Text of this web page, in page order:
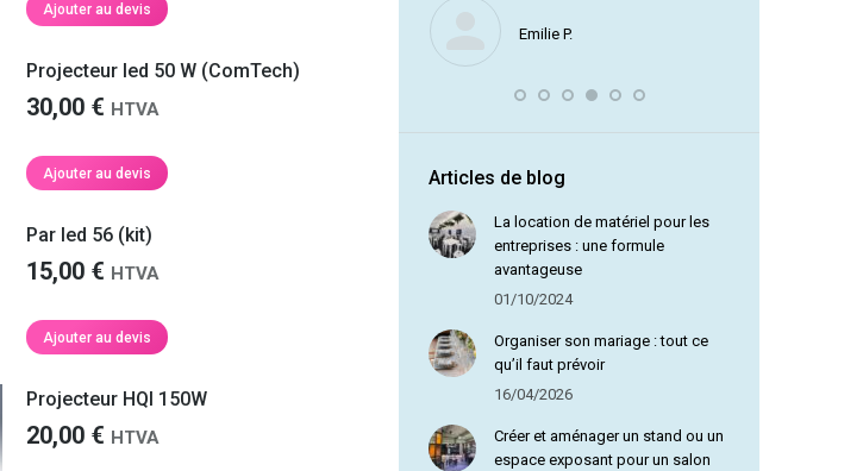
Ajouter au devis
Projecteur led 50 W (ComTech)
30,00 € HTVA
Ajouter au devis
Par led 56 (kit)
15,00 € HTVA
Ajouter au devis
Projecteur HQI 150W
20,00 € HTVA
Emilie P.
Articles de blog
La location de matériel pour les
entreprises : une formule
avantageuse
01/10/2024
Organiser son mariage : tout ce
qu’il faut prévoir
16/04/2026
Créer et aménager un stand ou un
espace exposant pour un salon